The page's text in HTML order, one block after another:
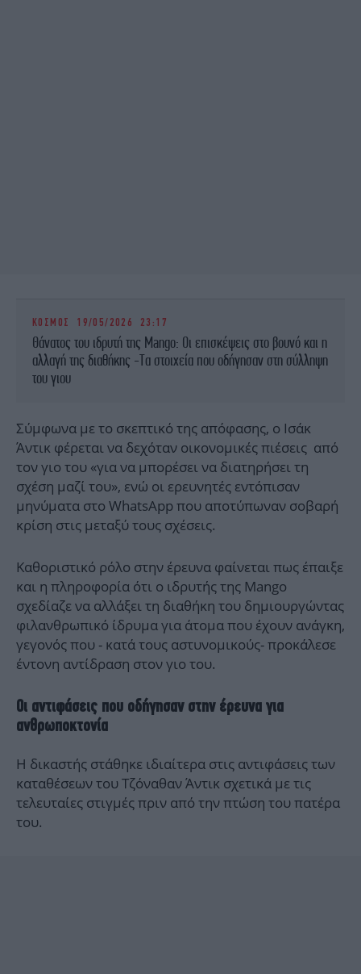
ΚΟΣΜΟΣ 19/05/2026 23:17
Θάνατος του ιδρυτή της Mango: Οι επισκέψεις στο βουνό και η
αλλαγή της διαθήκης -Τα στοιχεία που οδήγησαν στη σύλληψη
του γιου
Σύμφωνα με το σκεπτικό της απόφασης, ο Ισάκ
Άντικ φέρεται να δεχόταν οικονομικές πιέσεις από
τον γιο του «για να μπορέσει να διατηρήσει τη
σχέση μαζί του», ενώ οι ερευνητές εντόπισαν
μηνύματα στο WhatsApp που αποτύπωναν σοβαρή
κρίση στις μεταξύ τους σχέσεις.
Καθοριστικό ρόλο στην έρευνα φαίνεται πως έπαιξε
και η πληροφορία ότι ο ιδρυτής της Mango
σχεδίαζε να αλλάξει τη διαθήκη του δημιουργώντας
φιλανθρωπικό ίδρυμα για άτομα που έχουν ανάγκη,
γεγονός που - κατά τους αστυνομικούς- προκάλεσε
έντονη αντίδραση στον γιο του.
Οι αντιφάσεις που οδήγησαν στην έρευνα για
ανθρωποκτονία
Η δικαστής στάθηκε ιδιαίτερα στις αντιφάσεις των
καταθέσεων του Τζόναθαν Άντικ σχετικά με τις
τελευταίες στιγμές πριν από την πτώση του πατέρα
του.